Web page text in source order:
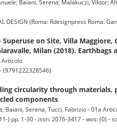
Baiani, Serena; Malakuczi, Viktor;
DESIGN (Roma: Rdesignpress Roma:
Superuse on Site, Villa
Milan (2018).
Articolo
(9791222328546)
circularity through
components
Baiani, Serena; Tucci, Fabrizio - 01a
) pp. 1-30 - issn: 2076-3417 - wos: (0) -